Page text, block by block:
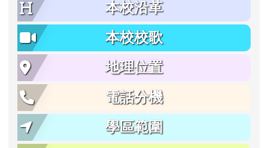
本校沿革
本校校歌
地理位置
電話分機
學區範圍